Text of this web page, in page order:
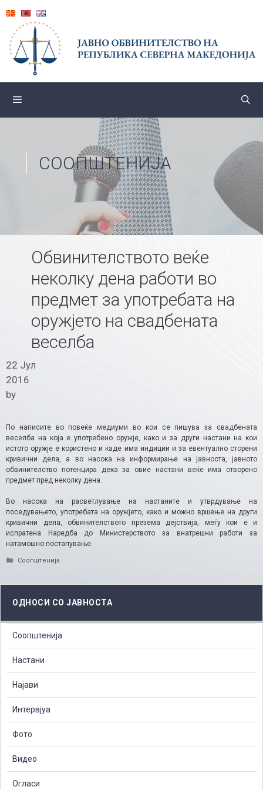
content
СООПШТЕНИЈА
Обвинителството веќе
неколку дена работи во
предмет за употребата на
оружјето на свадбената
веселба
22 Јул
2016
by
По написите во повеќе медиуми во кои се пишува за свадбената
веселба на која е употребено оружје, како и за други настани на кои
истото оружје е користено и каде има индиции и за евентуално сторени
кривични дела, а во насока на информирање на јавноста, јавното
обвинителство потенцира дека за овие настани веќе има отворено
предмет пред неколку дена.
Во насока на расветлување на настаните и утврдување на
поседувањето, употребата на оружјето, како и можно вршење на други
кривични дела, обвинителството презема дејствија, меѓу кои е и
испратена Наредба до Министерството за внатрешни работи за
натамошно постапување.
Categories
Соопштенија
ОДНОСИ СО ЈАВНОСТА
Соопштенија
Настани
Најави
Интервјуа
Фото
Видео
Огласи